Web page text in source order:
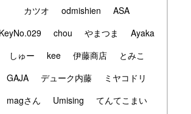
カツオ
odmishien
ASA
chou やまつま
Ayaka
しゅー
kee 伊藤商店
とみこ
GAJA
デューク内藤
ミヤコドリ
magさん
Umising てんてこまい